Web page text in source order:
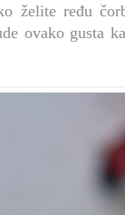
želite ređu
ovako gusta